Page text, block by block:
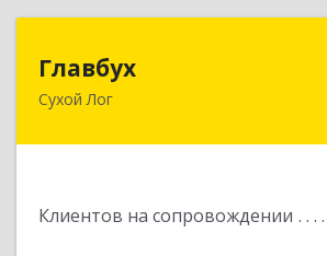
Главбух
Сухой Лог
Клиентов на сопровождении